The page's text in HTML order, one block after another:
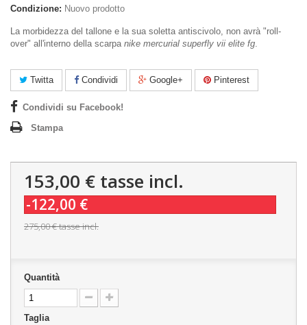
Condizione: Nuovo prodotto
La morbidezza del tallone e la sua soletta antiscivolo, non avrà "roll-
over" all'interno della scarpa nike mercurial superfly vii elite fg.
Twitta Condividi Google+ Pinterest
Condividi su Facebook!
Stampa
153,00 € tasse incl.
-122,00 €
275,00 €tasse incl.
Quantità
Taglia